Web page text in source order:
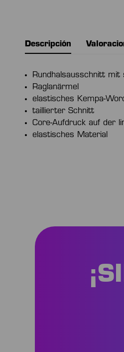
Descripción
Rundhalsausschnitt mit
Raglanärmel
elastisches Kempa-
taillierter Schnitt
Core-Aufdruck auf der
elastisches Material